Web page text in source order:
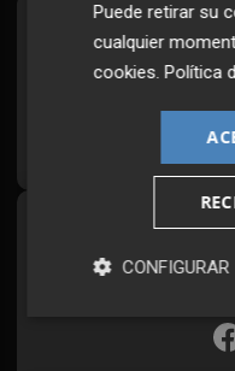
Todos los días
Plaza
Puede retirar su
cualquier
cookies.Política
CONFIGURAR